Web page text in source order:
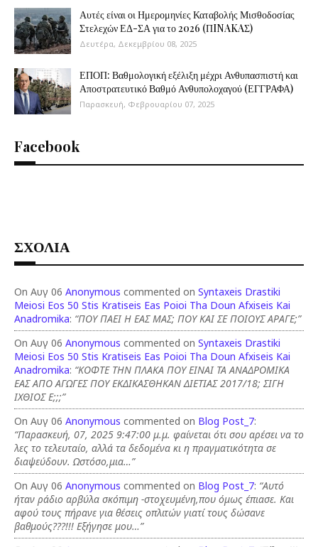
Αυτές είναι οι Ημερομηνίες Καταβολής Μισθοδοσίας
Στελεχών ΕΔ-ΣΑ για το 2026 (ΠINAKAΣ)
Δευτέρα, Δεκεμβρίου 08, 2025
ΕΠΟΠ: Βαθμολογική εξέλιξη μέχρι Ανθυπασπιστή και
Αποστρατευτικό Βαθμό Ανθυπολοχαγού (ΕΓΓΡΑΦΑ)
Παρασκευή, Φεβρουαρίου 07, 2025
Facebook
ΣΧΟΛΙΑ
On Αυγ 06 Anonymous commented on Syntaxeis Drastiki
Meiosi Eos 50 Stis Kratiseis Eas Poioi Tha Doun Afxiseis Kai
Anadromika: “ΠΟΥ ΠΑΕΙ Η ΕΑΣ ΜΑΣ; ΠΟΥ ΚΑΙ ΣΕ ΠΟΙΟΥΣ ΑΡΑΓΕ;”
On Αυγ 06 Anonymous commented on Syntaxeis Drastiki
Meiosi Eos 50 Stis Kratiseis Eas Poioi Tha Doun Afxiseis Kai
Anadromika: “ΚΟΦΤΕ ΤΗΝ ΠΛΑΚΑ ΠΟΥ ΕΙΝΑΙ ΤΑ ΑΝΑΔΡΟΜΙΚΑ
ΕΑΣ ΑΠΟ ΑΓΩΓΕΣ ΠΟΥ ΕΚΔΙΚΑΣΘΗΚΑΝ ΔΙΕΤΙΑΣ 2017/18; ΣΙΓΗ
ΙΧΘΙΟΣ Ε;;;”
On Αυγ 06 Anonymous commented on Blog Post_7:
“Παρασκευή, 07, 2025 9:47:00 μ.μ. φαίνεται ότι σου αρέσει να το
λες το τελευταίο, αλλά τα δεδομένα κι η πραγματικότητα σε
διαψεύδουν. Ωστόσο,μια…”
On Αυγ 06 Anonymous commented on Blog Post_7: “Αυτό
ήταν ράδιο αρβύλα σκόπιμη -στοχευμένη,που όμως έπιασε. Και
αφού τους πήρανε για θέσεις οπλιτών γιατί τους δώσανε
βαθμούς???!!! Εξήγησε μου…”